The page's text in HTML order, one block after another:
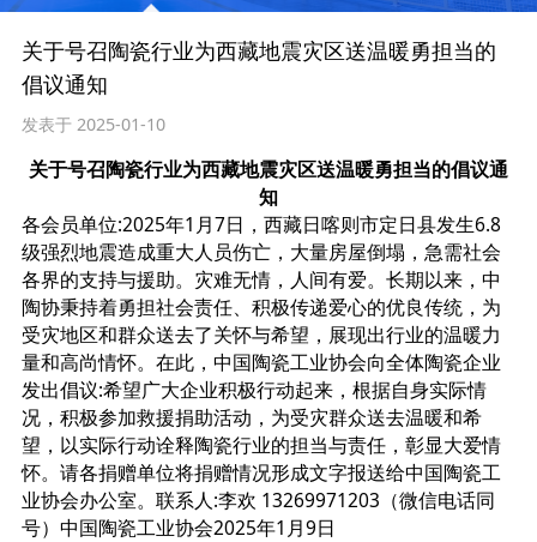
关于号召陶瓷行业为西藏地震灾区送温暖勇担当的
倡议通知
发表于 2025-01-10
关于号召陶瓷行业为西藏地震灾区送温暖勇担当的倡议通
知
各会员单位:2025年1月7日，西藏日喀则市定日县发生6.8
级强烈地震造成重大人员伤亡，大量房屋倒塌，急需社会
各界的支持与援助。灾难无情，人间有爱。长期以来，中
陶协秉持着勇担社会责任、积极传递爱心的优良传统，为
受灾地区和群众送去了关怀与希望，展现出行业的温暖力
量和高尚情怀。在此，中国陶瓷工业协会向全体陶瓷企业
发出倡议:希望广大企业积极行动起来，根据自身实际情
况，积极参加救援捐助活动，为受灾群众送去温暖和希
望，以实际行动诠释陶瓷行业的担当与责任，彰显大爱情
怀。请各捐赠单位将捐赠情况形成文字报送给中国陶瓷工
业协会办公室。联系人:李欢 13269971203（微信电话同
号）中国陶瓷工业协会2025年1月9日